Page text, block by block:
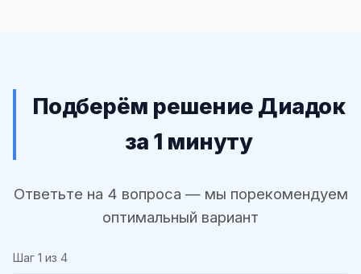
Подберём решение Диадок
за 1 минуту
Ответьте на 4 вопроса — мы порекомендуем
оптимальный вариант
Шаг 1 из 4